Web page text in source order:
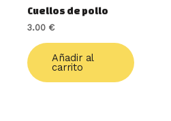
Cuellos de pollo
3.00 €
Añadir al
carrito